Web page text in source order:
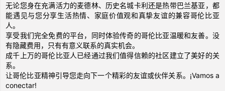
无论您身在充满活力的麦德林、历史名城卡利还是热带巴兰基亚，都
能遇见与您分享生活热情、家庭价值观和真挚友谊的兼容哥伦比亚
人。
享受我们完全免费的平台，同时体验传奇的哥伦比亚温暖和友善。没
有隐藏费用，只有有意义联系的真实机会。
成千上万的哥伦比亚人已经通过我们值得信赖的社区建立了美好的关
系。
让哥伦比亚精神引导您走向下一个精彩的友谊或伙伴关系。¡Vamos a
conectar!